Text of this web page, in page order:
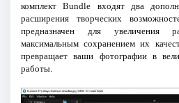
комплект Bundle входят два
расширения творческих
предназначен для увеличения
максимальным сохранением их
превращает ваши фотографии в
работы.